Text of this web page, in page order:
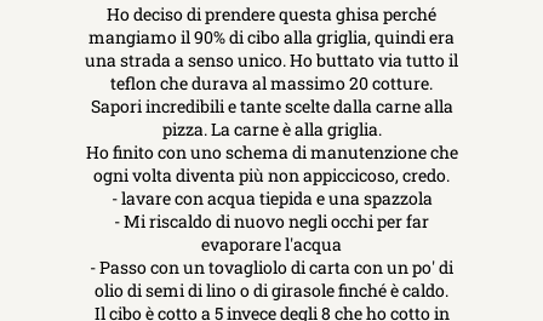
Ho deciso di prendere questa ghisa perché
mangiamo il 90% di cibo alla griglia, quindi era
una strada a senso unico. Ho buttato via tutto il
teflon che durava al massimo 20 cotture.
Sapori incredibili e tante scelte dalla carne alla
pizza. La carne è alla griglia.
Ho finito con uno schema di manutenzione che
ogni volta diventa più non appiccicoso, credo.
- lavare con acqua tiepida e una spazzola
- Mi riscaldo di nuovo negli occhi per far
evaporare l'acqua
- Passo con un tovagliolo di carta con un po' di
olio di semi di lino o di girasole finché è caldo.
Il cibo è cotto a 5 invece degli 8 che ho cotto in